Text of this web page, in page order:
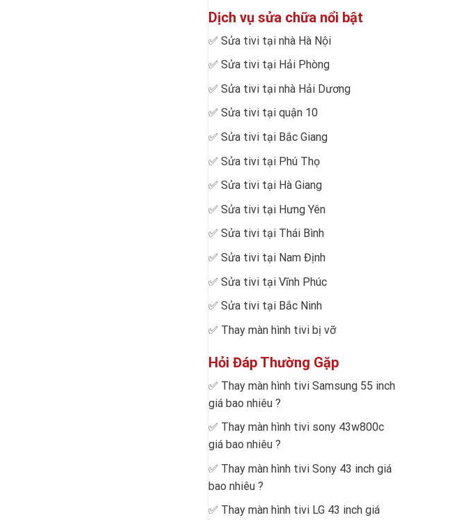
Dịch vụ sửa chữa nổi bật
✅ Sửa tivi tại nhà Hà Nội
✅ Sửa tivi tại Hải Phòng
✅ Sửa tivi tại nhà Hải Dương
✅ Sửa tivi tại quận 10
✅ Sửa tivi tại Bắc Giang
✅ Sửa tivi tại Phú Thọ
✅ Sửa tivi tại Hà Giang
✅ Sửa tivi tại Hưng Yên
✅ Sửa tivi tại Thái Bình
✅ Sửa tivi tại Nam Định
✅ Sửa tivi tại Vĩnh Phúc
✅ Sửa tivi tại Bắc Ninh
✅ Thay màn hình tivi bị vỡ
Hỏi Đáp Thường Gặp
✅ Thay màn hình tivi Samsung 55 inch
giá bao nhiêu ?
✅ Thay màn hình tivi sony 43w800c
giá bao nhiêu ?
✅ Thay màn hình tivi Sony 43 inch giá
bao nhiêu ?
✅ Thay màn hình tivi LG 43 inch giá